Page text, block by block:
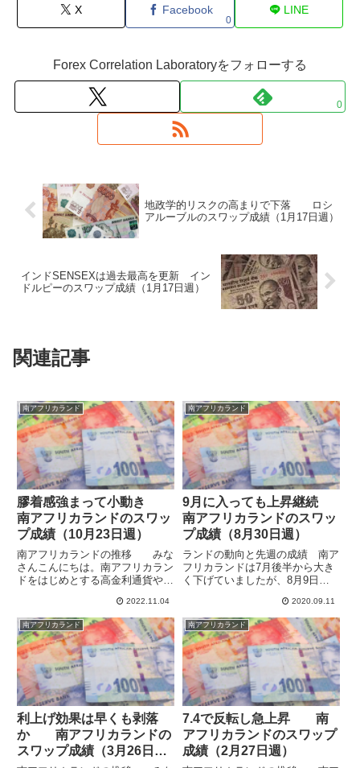
X Facebook
0
LINE
Forex Correlation Laboratoryをフォローする
0
地政学的リスクの高まりで下落 ロシ
アルーブルのスワップ成績（1月17日週）
インドSENSEXは過去最高を更新 イン
ドルピーのスワップ成績（1月17日週）
関連記事
南アフリカランド
膠着感強まって小動き
南アフリカランドのスワッ
プ成績（10月23日週）
南アフリカランドの推移 みな
さんこんにちは。南アフリカラン
ドをはじめとする高金利通貨や金
する形でハイレバレッジのスワポ
運用を行っています。10月31日
発表の南アフリカの9月の南アフ
リカ貿易収支は予想62億ラン...
2022.11.04
南アフリカランド
9月に入っても上昇継続
南アフリカランドのスワッ
プ成績（8月30日週）
ランドの動向と先週の成績 南ア
フリカランドは7月後半から大き
く下げていましたが、8月9日週
いています。8月23日週は大幅に
上昇した流れを受けて、30日週
も上昇しています。ランドでの運
用のスワップの合計額は8,1...
2020.09.11
南アフリカランド
利上げ効果は早くも剥落
か 南アフリカランドの
スワップ成績（3月26日
南アフリカランド
7.4で反転し急上昇 南
アフリカランドのスワップ
成績（2月27日週）